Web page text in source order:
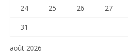
août 2026
24 25 26 27
31